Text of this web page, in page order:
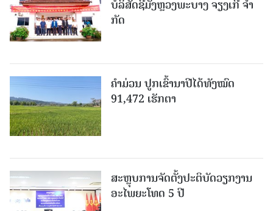
ບໍ​ລິ​ສັດຊີມັງຫຼວງພະບາງ ຈຽງເກີ ຈໍາ
ກັດ
ຄໍາມ່ວນ ປູກເຂົ້ານາປີໄດ້ທັງໝົດ
91,472 ເຮັກຕາ
ສະຫຼຸບການຈັດຕັ້ງປະຕິບັດວຽກງານ
ອະໄພຍະໂທດ 5 ປີ